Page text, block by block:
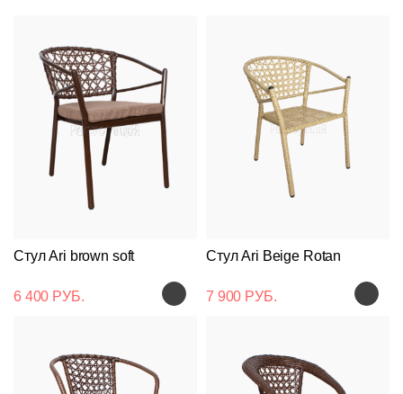
Стул Ari brown soft
6 400 РУБ.
Стул Ari Beige Rotan
7 900 РУБ.